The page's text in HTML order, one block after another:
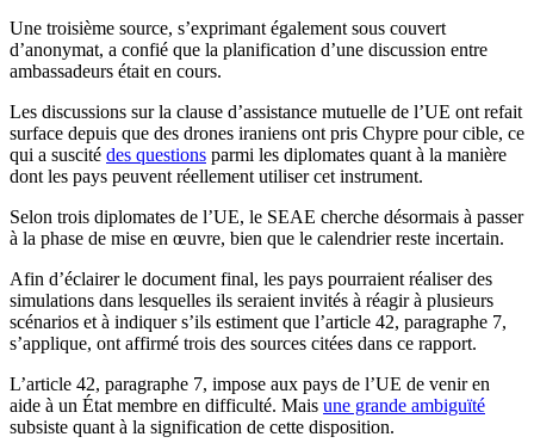
Une troisième source, s’exprimant également sous couvert
d’anonymat, a confié que la planification d’une discussion entre
ambassadeurs était en cours.
Les discussions sur la clause d’assistance mutuelle de l’UE ont refait
surface depuis que des drones iraniens ont pris Chypre pour cible, ce
qui a suscité des questions parmi les diplomates quant à la manière
dont les pays peuvent réellement utiliser cet instrument.
Selon trois diplomates de l’UE, le SEAE cherche désormais à passer
à la phase de mise en œuvre, bien que le calendrier reste incertain.
Afin d’éclairer le document final, les pays pourraient réaliser des
simulations dans lesquelles ils seraient invités à réagir à plusieurs
scénarios et à indiquer s’ils estiment que l’article 42, paragraphe 7,
s’applique, ont affirmé trois des sources citées dans ce rapport.
L’article 42, paragraphe 7, impose aux pays de l’UE de venir en
aide à un État membre en difficulté. Mais une grande ambiguïté
subsiste quant à la signification de cette disposition.